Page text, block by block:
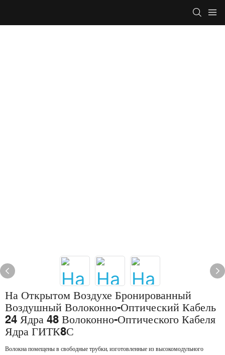
На Открытом Воздухе Бронированный
Воздушный Волоконно-Оптический Кабель
24 Ядра 48 Волоконно-Оптического Кабеля
Ядра ГИТК8С
Волокна помещены в свободные трубки, изготовленные из высокомодульного